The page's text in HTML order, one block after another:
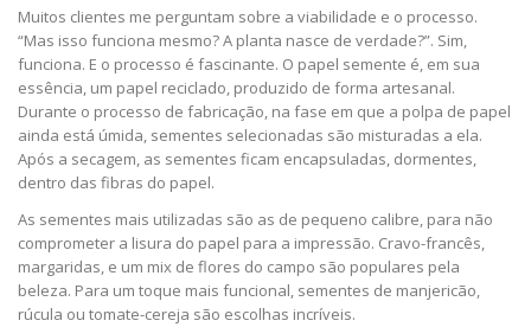
Muitos clientes me perguntam sobre a viabilidade e o processo.
“Mas isso funciona mesmo? A planta nasce de verdade?”. Sim,
funciona. E o processo é fascinante. O papel semente é, em sua
essência, um papel reciclado, produzido de forma artesanal.
Durante o processo de fabricação, na fase em que a polpa de papel
ainda está úmida, sementes selecionadas são misturadas a ela.
Após a secagem, as sementes ficam encapsuladas, dormentes,
dentro das fibras do papel.
As sementes mais utilizadas são as de pequeno calibre, para não
comprometer a lisura do papel para a impressão. Cravo-francês,
margaridas, e um mix de flores do campo são populares pela
beleza. Para um toque mais funcional, sementes de manjericão,
rúcula ou tomate-cereja são escolhas incríveis.